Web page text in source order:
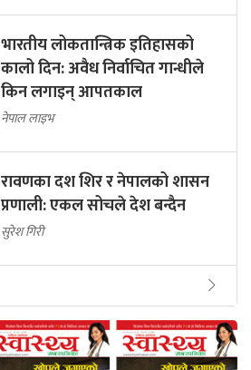
भारतीय लोकतान्त्रिक इतिहासको
कालो दिन: अवैध निर्वाचित गान्धीले
किन लगाइन् आपतकाल
नेपाल लाइभ
रावणका दश शिर र नेपालको शासन
प्रणाली: एकल सोचले देश बन्दैन
सुरेश गिरी